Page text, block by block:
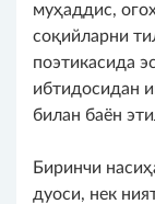
муҳаддис,
соқийларни
поэтикасида
ибтидосидан
билан баён
Биринчи
дуоси, нек